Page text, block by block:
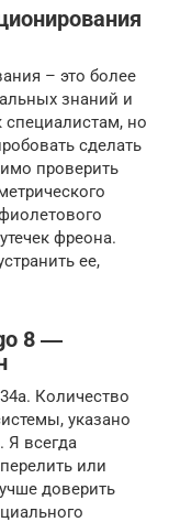
– это более
знаний и
но
сделать
проверить
фреона.
ее,
8 ―
Количество
указано
Я всегда
или
доверить